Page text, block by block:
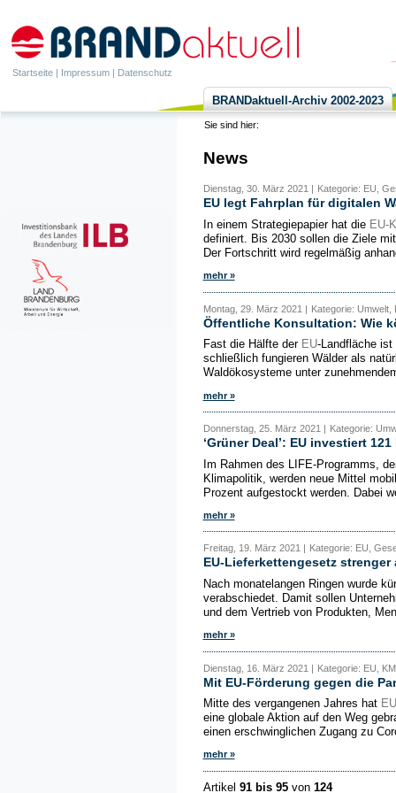
Startseite | Impressum | Datenschutz
BRANDaktuell-Archiv 2002-2023
Sie sind hier:
News
Dienstag, 30. März 2021 | Kategorie: EU,
EU legt Fahrplan für digitalen
In einem Strategiepapier hat die EU-
definiert. Bis 2030 sollen die Ziele
Der Fortschritt wird regelmäßig
mehr »
Montag, 29. März 2021 | Kategorie: Umwelt,
Öffentliche Konsultation: Wie
Fast die Hälfte der EU-Landfläche ist
schließlich fungieren Wälder als
Waldökosysteme unter
mehr »
Donnerstag, 25. März 2021 | Kategorie:
‘Grüner Deal’: EU investiert
Im Rahmen des LIFE-Programms,
Klimapolitik, werden neue Mittel
Prozent aufgestockt werden. Dabei
mehr »
Freitag, 19. März 2021 | Kategorie: EU,
EU-Lieferkettengesetz strenger
Nach monatelangen Ringen wurde
verabschiedet. Damit sollen
und dem Vertrieb von Produkten,
mehr »
Dienstag, 16. März 2021 | Kategorie: EU,
Mit EU-Förderung gegen die
Mitte des vergangenen Jahres hat EU
eine globale Aktion auf den Weg
einen erschwinglichen Zugang zu
mehr »
Artikel 91 bis 95von 124